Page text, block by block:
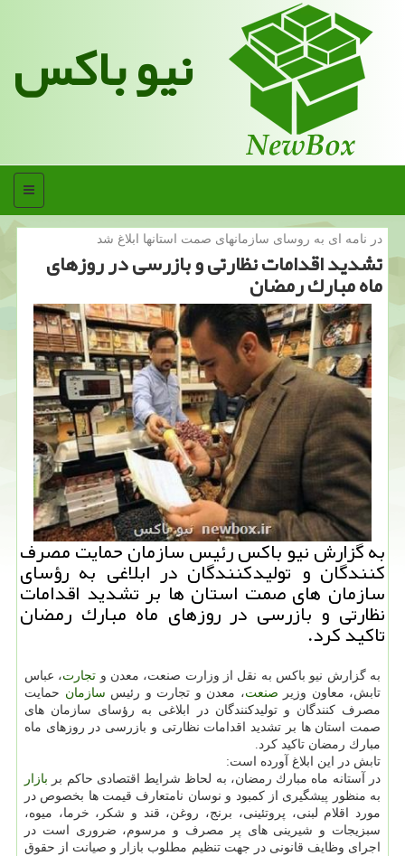
نیو باکس
منو
در نامه ای به روسای سازمانهای صمت استانها ابلاغ شد
تشدید اقدامات نظارتی و بازرسی در روزهای
ماه مبارك رمضان
به گزارش نیو باكس رئیس سازمان حمایت مصرف
كنندگان و تولیدكنندگان در ابلاغی به رؤسای
سازمان های صمت استان ها بر تشدید اقدامات
نظارتی و بازرسی در روزهای ماه مبارك رمضان
تاكید كرد.
به گزارش نیو باكس به نقل از وزارت صنعت، معدن و تجارت، عباس
تابش، معاون وزیر صنعت، معدن و تجارت و رئیس سازمان حمایت
مصرف كنندگان و تولیدكنندگان در ابلاغی به رؤسای سازمان های
صمت استان ها بر تشدید اقدامات نظارتی و بازرسی در روزهای ماه
مبارك رمضان تاكید كرد.
تابش در این ابلاغ آورده است:
در آستانه ماه مبارك رمضان، به لحاظ شرایط اقتصادی حاكم بر بازار
به منظور پیشگیری از كمبود و نوسان نامتعارف قیمت ها بخصوص در
مورد اقلام لبنی، پروتئینی، برنج، روغن، قند و شكر، خرما، میوه،
سبزیجات و شیرینی های پر مصرف و مرسوم، ضروری است در
اجرای وظایف قانونی در جهت تنظیم مطلوب بازار و صیانت از حقوق